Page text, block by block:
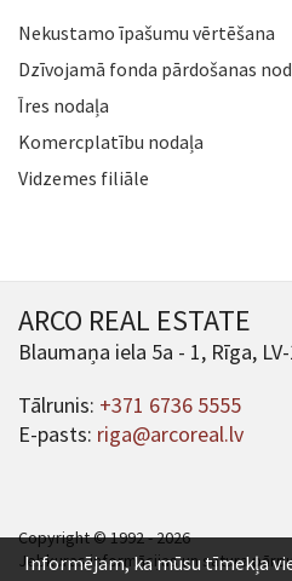
Nekustamo īpašumu vērtēšana
Dzīvojamā fonda pārdošanas
Īres nodaļa
Komercplatību nodaļa
Vidzemes filiāle
ARCO REAL ESTATE
Blaumaņa iela 5a - 1, Rīga,
Tālrunis: +371 6736 5555
E-pasts: riga@arcoreal.lv
Copyright © 1992 - 2026
Jebkuras informācijas un satura
Informējam, ka mūsu tīmekļa